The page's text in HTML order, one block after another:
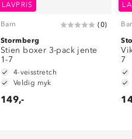
LAVPRIS
Barn (0)
Stormberg
Stien boxer 3-pack jente
1-7
4-veisstretch
Veldig myk
149,-
7